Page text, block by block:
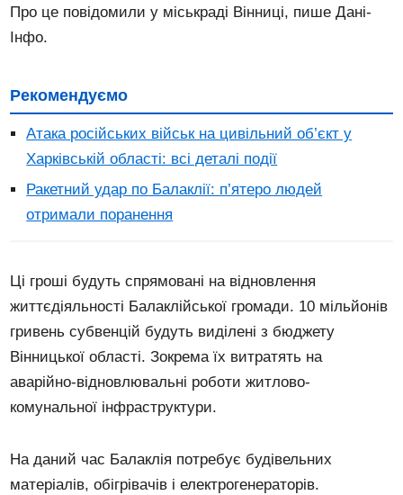
Про це повідомили у міськраді Вінниці, пише Дані-
Інфо.
Рекомендуємо
Атака російських військ на цивільний об’єкт у
Харківській області: всі деталі події
Ракетний удар по Балаклії: п’ятеро людей
отримали поранення
Ці гроші будуть спрямовані на відновлення
життєдіяльності Балаклійської громади. 10 мільйонів
гривень субвенцій будуть виділені з бюджету
Вінницької області. Зокрема їх витратять на
аварійно-відновлювальні роботи житлово-
комунальної інфраструктури.
На даний час Балаклія потребує будівельних
матеріалів, обігрівачів і електрогенераторів.